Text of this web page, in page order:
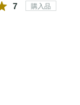
7 購入品